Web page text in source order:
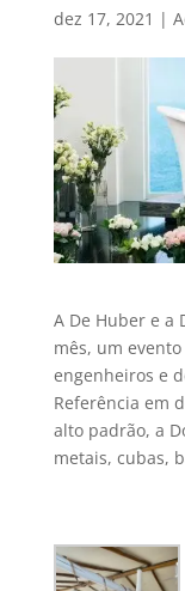
dez 17, 2021 |
A De Huber e a
mês, um
engenheiros e
Referência em
alto padrão, a
metais, cubas,